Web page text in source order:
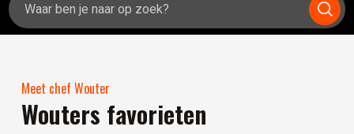
naar:
Meet chef Wouter
Wouters favorieten